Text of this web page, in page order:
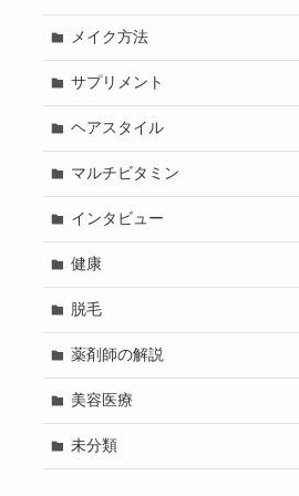
メイク方法
サプリメント
ヘアスタイル
マルチビタミン
インタビュー
健康
脱毛
薬剤師の解説
美容医療
未分類